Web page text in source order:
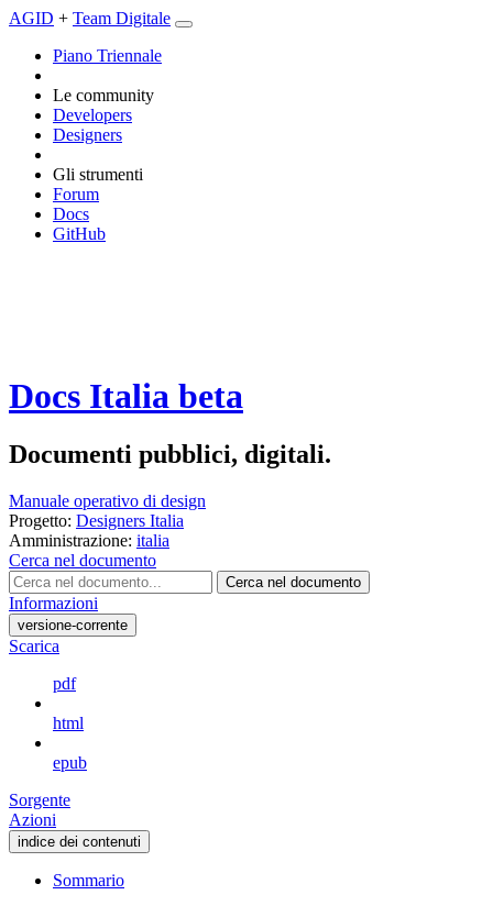
AGID + Team Digitale
Piano Triennale
Le community
Developers
Designers
Gli strumenti
Forum
Docs
GitHub
Docs Italia beta
Documenti pubblici, digitali.
Manuale operativo di design
Progetto: Designers Italia
Amministrazione: italia
Cerca nel documento
Cerca nel documento
Informazioni
versione-corrente
Scarica
pdf
html
epub
Sorgente
Azioni
indice dei contenuti
Sommario